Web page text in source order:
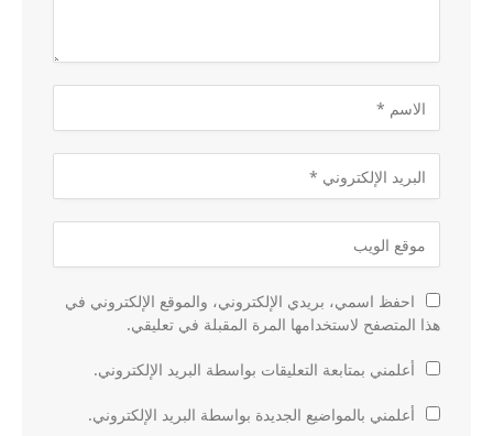
احفظ اسمي، بريدي الإلكتروني، والموقع الإلكتروني في
هذا المتصفح لاستخدامها المرة المقبلة في تعليقي.
أعلمني بمتابعة التعليقات بواسطة البريد الإلكتروني.
أعلمني بالمواضيع الجديدة بواسطة البريد الإلكتروني.